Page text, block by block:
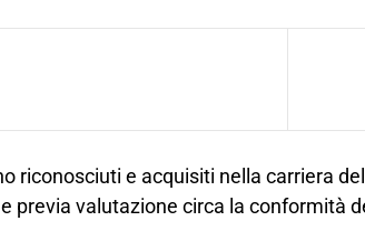
riconosciuti e acquisiti nella carriera
previa valutazione circa la conformità